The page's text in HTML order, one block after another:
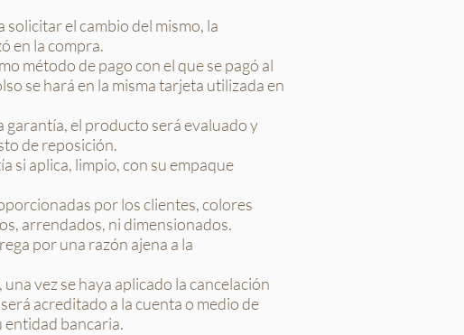
el cambio del mismo, la
en la compra.
método de pago con el que se pagó al
se hará en la misma tarjeta utilizada en
el producto será evaluado y
de reposición.
si aplica, limpio, con su empaque
por los clientes, colores
arrendados, ni dimensionados.
por una razón ajena a la
vez se haya aplicado la cancelación
acreditado a la cuenta o medio de
entidad bancaria.